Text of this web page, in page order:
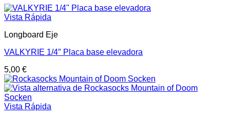
Vista Rápida
Longboard Eje
VALKYRIE 1/4″ Placa base elevadora
5,00 €
Vista Rápida